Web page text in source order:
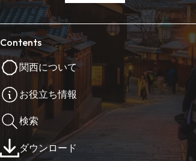
Contents
関西について
お役立ち情報
検索
ダウンロード